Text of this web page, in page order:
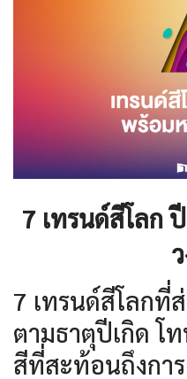
7 เทรนด์สีโลก
7 เทรนด์สีโลกที่
ตามธาตุปีเกิด โ
สีที่สะท้อนถึงกา